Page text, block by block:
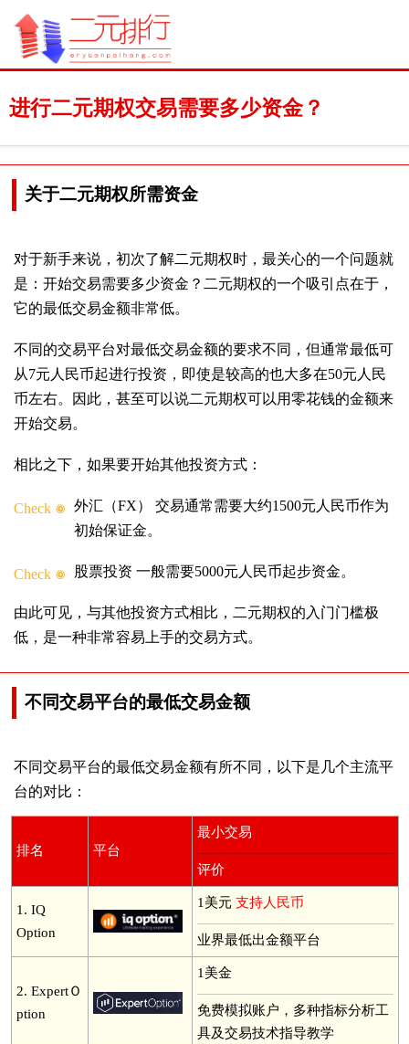
进行二元期权交易需要多少资金？
关于二元期权所需资金
对于新手来说，初次了解二元期权时，最关心的一个问题就
是：开始交易需要多少资金？二元期权的一个吸引点在于，
它的最低交易金额非常低。
不同的交易平台对最低交易金额的要求不同，但通常最低可
从7元人民币起进行投资，即使是较高的也大多在50元人民
币左右。因此，甚至可以说二元期权可以用零花钱的金额来
开始交易。
相比之下，如果要开始其他投资方式：
Check
外汇（FX） 交易通常需要大约1500元人民币作为
初始保证金。
Check 股票投资 一般需要5000元人民币起步资金。
由此可见，与其他投资方式相比，二元期权的入门门槛极
低，是一种非常容易上手的交易方式。
不同交易平台的最低交易金额
不同交易平台的最低交易金额有所不同，以下是几个主流平
台的对比：
排名 平台
最小交易
评价
1. IQ
Option
1美元 支持人民币
业界最低出金额平台
2. ExpertＯ
ption
1美金
免费模拟账户，多种指标分析工
具及交易技术指导教学